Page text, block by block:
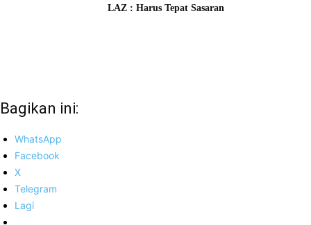
LAZ : Harus Tepat Sasaran
Bagikan ini:
WhatsApp
Facebook
X
Telegram
Lagi